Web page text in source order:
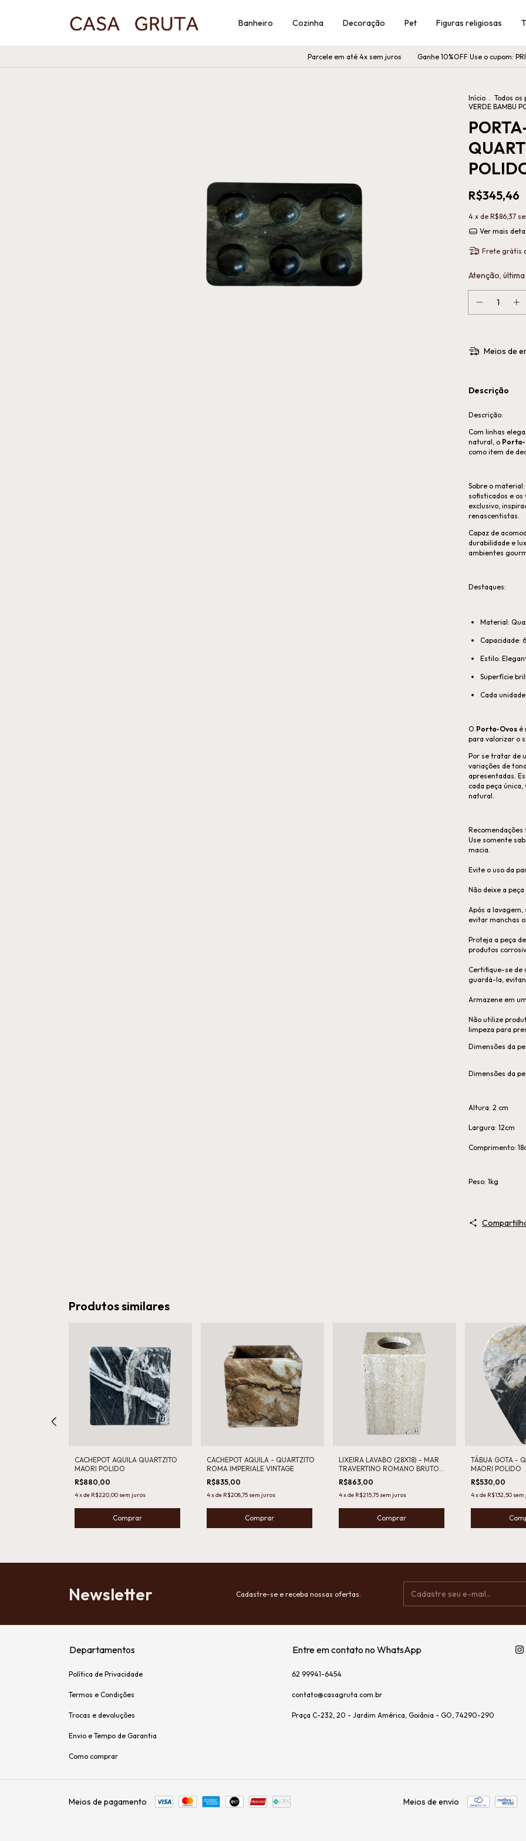
Banheiro Cozinha Decoração Pet Figuras religiosas
Parcele em até 4x sem juros Ganhe 10%OFF Use o cupom:
Início . Todos os
VERDE BAMBU
R$345,46
4 x de R$86,37
Ver mais
Frete grátis
Atenção,
Meios de
Descrição
Descrição:
Com linhas
natural, o Porta-
como item de
Sobre o
sofisticados e
exclusivo,
renascentistas.
Capaz de
durabilidade e
ambientes
Destaques:
Material:
Capacidade:
Estilo:
Superfície
Cada
O Porta-Ovos é
para valorizar o
Por se tratar de
variações de
apresentadas.
cada peça
natural.
Recomendações
Use somente
macia.
Evite o uso da
Não deixe a
Após a
evitar manchas
Proteja a peça
produtos
Certifique-se de
guardá-la,
Armazene em
Não utilize
limpeza para
Dimensões da
Dimensões da
Altura: 2 cm
Largura: 12cm
Comprimento:
Peso: 1kg
Produtos similares
CACHEPOT AQUILA QUARTZITO
MAORI POLIDO
R$880,00
4xde R$220,00 sem juros
CACHEPOT AQUILA - QUARTZITO
ROMA IMPERIALE VINTAGE
R$835,00
4xde R$208,75 sem juros
LIXEIRA LAVABO (28X18) - MAR
TRAVERTINO ROMANO BRUTO
VINTAGE
R$863,00
4xde R$215,75 sem juros
TÁBUA GOTA -
MAORI POLIDO
R$530,00
4xde R$132,50
Newsletter Cadastre-se e receba nossas ofertas.
Departamentos
Política de Privacidade
Termos e Condições
Trocas e devoluções
Envio e Tempo de Garantia
Como comprar
Entre em contato no WhatsApp
62 99941-6454
contato@casagruta.com.br
Praça C-232, 20 - Jardim América, Goiânia - GO, 74290-290
Meios de pagamento Meios de envio